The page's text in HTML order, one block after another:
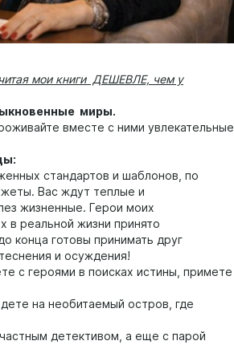
мои книги ДЕШЕВЛЕ, чем у
миры.
вместе с ними увлекательные
стандартов и шаблонов, по
Вас ждут теплые и
жизненные. Герои моих
в реальной жизни принято
конца готовы принимать друг
и осуждения!
с героями в поисках истины, примете
на необитаемый остров, где
детективом, а еще с парой